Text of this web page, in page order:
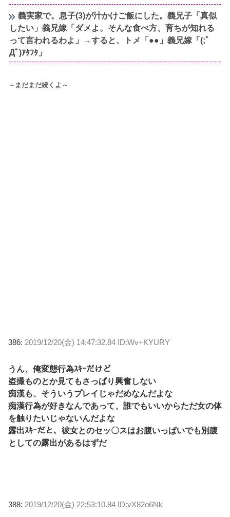
義実家で。息子(3)が汁かけご飯にした。義兄子「真似
したい」義兄嫁「ダメよ。そんな食べ方、育ちが知れる
って言われるわよ」→すると、トメ「●●」義兄嫁「(;ﾟ
Дﾟ)ｱﾀﾌﾀ」
～まだまだ続くよ～
386: 2019/12/20(金) 14:47:32.84 ID:Wv+KYURY
うん、俺変態行為ｽｷｰだけど
盗撮ものとか見てもさっぱり興奮しない
痴漢も、そういうプレイじゃだめなんだよな
痴漢行為が好きなんであって、誰でもいいからただ女の体
を触りたいじゃないんだよな
露出ｽｷｰだと、彼女とのセッ〇スはお腹いっぱいでも別腹
としての露出があるはずだ
388: 2019/12/20(金) 22:53:10.84 ID:vX82o6Nk